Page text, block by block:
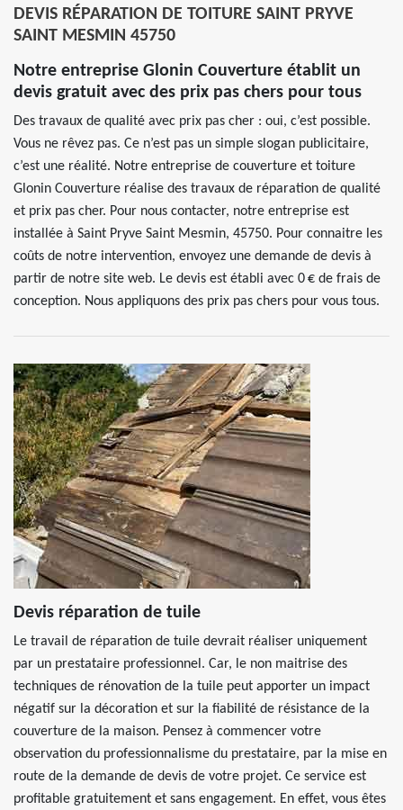
DEVIS RÉPARATION DE TOITURE SAINT PRYVE
SAINT MESMIN 45750
Notre entreprise Glonin Couverture établit un
devis gratuit avec des prix pas chers pour tous
Des travaux de qualité avec prix pas cher : oui, c’est possible.
Vous ne rêvez pas. Ce n’est pas un simple slogan publicitaire,
c’est une réalité. Notre entreprise de couverture et toiture
Glonin Couverture réalise des travaux de réparation de qualité
et prix pas cher. Pour nous contacter, notre entreprise est
installée à Saint Pryve Saint Mesmin, 45750. Pour connaitre les
coûts de notre intervention, envoyez une demande de devis à
partir de notre site web. Le devis est établi avec 0 € de frais de
conception. Nous appliquons des prix pas chers pour vous tous.
Devis réparation de tuile
Le travail de réparation de tuile devrait réaliser uniquement
par un prestataire professionnel. Car, le non maitrise des
techniques de rénovation de la tuile peut apporter un impact
négatif sur la décoration et sur la fiabilité de résistance de la
couverture de la maison. Pensez à commencer votre
observation du professionnalisme du prestataire, par la mise en
route de la demande de devis de votre projet. Ce service est
profitable gratuitement et sans engagement. En effet, vous êtes